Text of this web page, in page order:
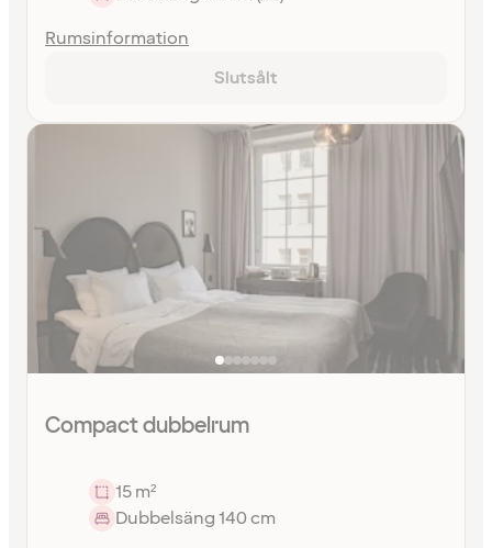
Rumsinformation
Slutsålt
Compact dubbelrum
15 m²
Dubbelsäng 140 cm